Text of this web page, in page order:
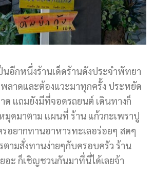
นอีกหนึ่งร้านเด็ดร้านดังประจำพัทยา
ลาดและต้องแวะมาทุกครั้ง ประหยัด
ด แถมยังมีที่จอดรถยนต์ เดินทางก็
มุดมาตาม แผนที่ ร้าน แก้วกะเพราปู
รอยากทานอาหารทะเลอร่อยๆ สดๆ
ตามสั่งทานง่ายๆกับครอบครัว ร้าน
อะ ก็เชิญชวนกันมาที่นี่ได้เลยจ้า